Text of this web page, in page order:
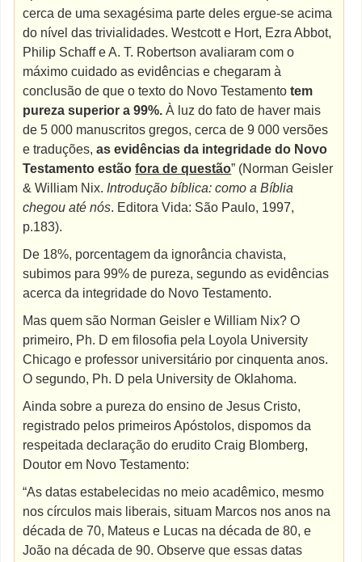
cerca de uma sexagésima parte deles ergue-se acima
do nível das trivialidades. Westcott e Hort, Ezra Abbot,
Philip Schaff e A. T. Robertson avaliaram com o
máximo cuidado as evidências e chegaram à
conclusão de que o texto do Novo Testamentotem
pureza superior a 99%. À luz do fato de haver mais
de 5 000 manuscritos gregos, cerca de 9 000 versões
e traduções,as evidências da integridade do Novo
Testamento estãofora de questão” (Norman Geisler
& William Nix.Introdução bíblica: como a Bíblia
chegou até nós. Editora Vida: São Paulo, 1997,
p.183).
De 18%, porcentagem da ignorância chavista,
subimos para 99% de pureza, segundo as evidências
acerca da integridade do Novo Testamento.
Mas quem são Norman Geisler e William Nix? O
primeiro, Ph. D em filosofia pela Loyola University
Chicago e professor universitário por cinquenta anos.
O segundo, Ph. D pela University de Oklahoma.
Ainda sobre a pureza do ensino de Jesus Cristo,
registrado pelos primeiros Apóstolos, dispomos da
respeitada declaração do erudito Craig Blomberg,
Doutor em Novo Testamento:
“As datas estabelecidas no meio acadêmico, mesmo
nos círculos mais liberais, situam Marcos nos anos na
década de 70, Mateus e Lucas na década de 80, e
João na década de 90. Observe que essas datas